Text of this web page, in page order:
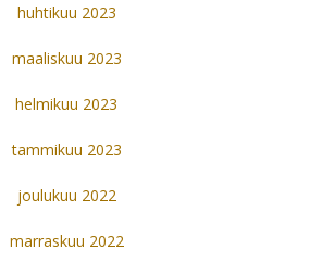
huhtikuu 2023
maaliskuu 2023
helmikuu 2023
tammikuu 2023
joulukuu 2022
marraskuu 2022